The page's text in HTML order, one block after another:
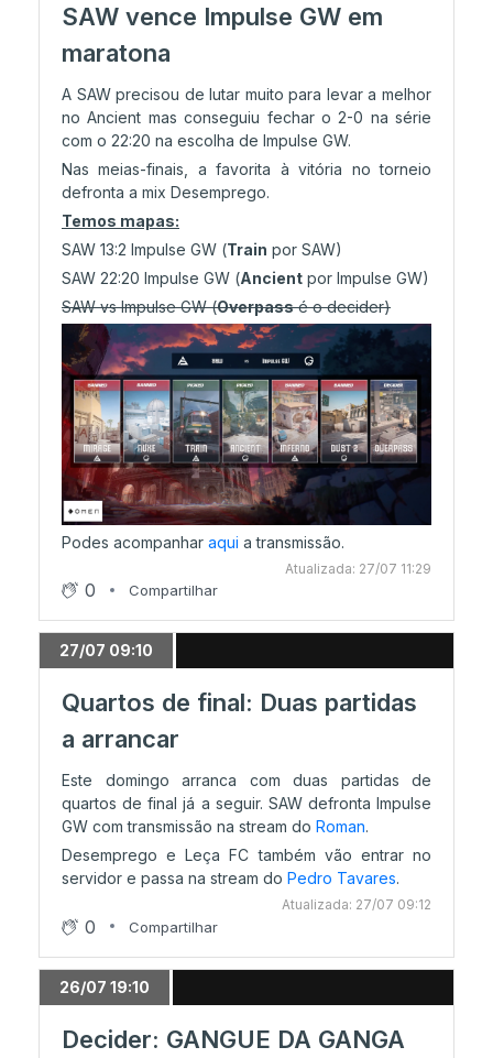
SAW vence Impulse GW em
maratona
A SAW precisou de lutar muito para levar a melhor
no Ancient mas conseguiu fechar o 2-0 na série
com o 22:20 na escolha de Impulse GW.
Nas meias-finais, a favorita à vitória no torneio
defronta a mix Desemprego.
Temos mapas:
SAW 13:2 Impulse GW (Train por SAW)
SAW 22:20 Impulse GW (Ancient por Impulse GW)
SAW vs Impulse GW (Overpassé o decider)
Podes acompanhar aqui a transmissão.
Atualizada: 27/07 11:29
0 Compartilhar
27/07 09:10
Quartos de final: Duas partidas
a arrancar
Este domingo arranca com duas partidas de
quartos de final já a seguir. SAW defronta Impulse
GW com transmissão na stream do Roman.
Desemprego e Leça FC também vão entrar no
servidor e passa na stream do Pedro Tavares.
Atualizada: 27/07 09:12
0 Compartilhar
26/07 19:10
Decider: GANGUE DA GANGA